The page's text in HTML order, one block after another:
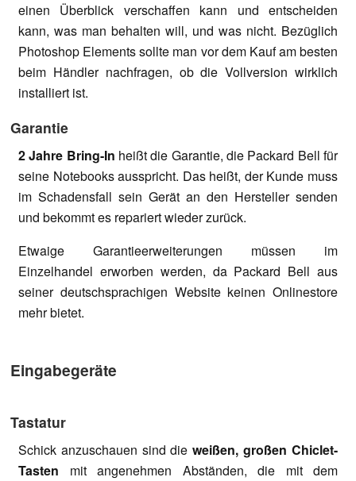
einen Überblick verschaffen kann und entscheiden
kann, was man behalten will, und was nicht. Bezüglich
Photoshop Elements sollte man vor dem Kauf am besten
beim Händler nachfragen, ob die Vollversion wirklich
installiert ist.
Garantie
2 Jahre Bring-In heißt die Garantie, die Packard Bell für
seine Notebooks ausspricht. Das heißt, der Kunde muss
im Schadensfall sein Gerät an den Hersteller senden
und bekommt es repariert wieder zurück.
Etwaige Garantieerweiterungen müssen im
Einzelhandel erworben werden, da Packard Bell aus
seiner deutschsprachigen Website keinen Onlinestore
mehr bietet.
Eingabegeräte
Tastatur
Schick anzuschauen sind dieweißen, großen Chiclet-
Tasten mit angenehmen Abständen, die mit dem